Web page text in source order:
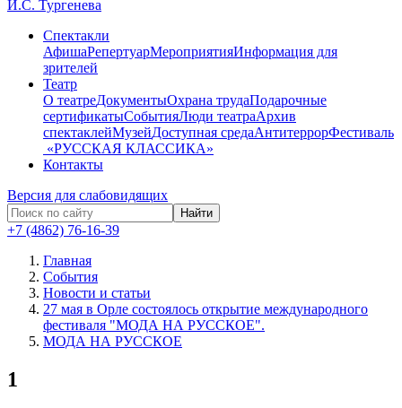
Спектакли
АфишаРепертуарМероприятияИнформация для
зрителей
Театр
О театреДокументыОхрана трудаПодарочные
сертификатыСобытияЛюди театраАрхив
спектаклейМузейДоступная средаАнтитеррорФестиваль
​ «РУССКАЯ КЛАССИКА»
Контакты
Версия для слабовидящих
Найти
+7 (4862) 76-16-39
Главная
События
Новости и статьи
27 мая в Орле состоялось открытие международного
фестиваля "МОДА НА РУССКОЕ".
МОДА НА РУССКОЕ
1